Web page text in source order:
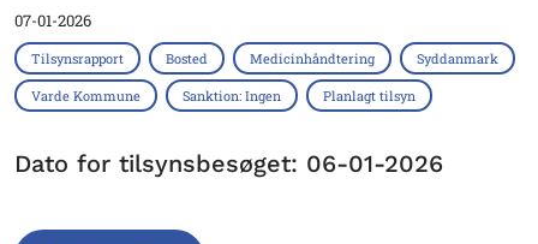
07-01-2026
Tilsynsrapport Bosted Medicinhåndtering Syddanmark
Varde Kommune Sanktion: Ingen Planlagt tilsyn
Dato for tilsynsbesøget: 06-01-2026